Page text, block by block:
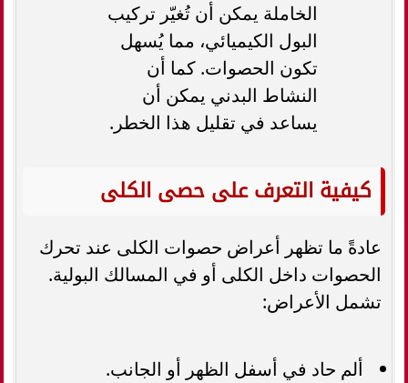
الخاملة يمكن أن تُغيّر تركيب
البول الكيميائي، مما يُسهل
تكون الحصوات. كما أن
النشاط البدني يمكن أن
يساعد في تقليل هذا الخطر.
كيفية التعرف على حصى الكلى
عادةً ما تظهر أعراض حصوات الكلى عند تحرك
الحصوات داخل الكلى أو في المسالك البولية.
تشمل الأعراض:
ألم حاد في أسفل الظهر أو الجانب.